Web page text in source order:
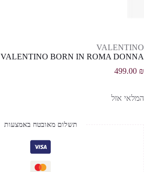
VALENTINO
VALENTINO BORN IN ROMA DONNA א.ד.פ לאשה
499.00 ₪
המלאי אזל
תשלום מאובטח באמצעות